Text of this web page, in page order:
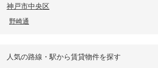
神戸市中央区
野崎通
人気の路線・駅から賃貸物件を探す